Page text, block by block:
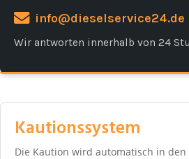
info@dieselservice24.de
Wir antworten innerhalb von 24
Kautionssystem
Die Kaution wird automatisch in den